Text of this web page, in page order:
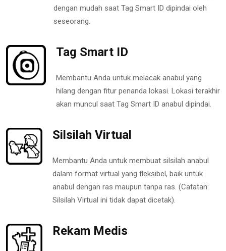
dengan mudah saat Tag Smart ID dipindai oleh
seseorang.
Tag Smart ID
Membantu Anda untuk melacak anabul yang
hilang dengan fitur penanda lokasi. Lokasi terakhir
akan muncul saat Tag Smart ID anabul dipindai.
Silsilah Virtual
Membantu Anda untuk membuat silsilah anabul
dalam format virtual yang fleksibel, baik untuk
anabul dengan ras maupun tanpa ras. (Catatan:
Silsilah Virtual ini tidak dapat dicetak).
Rekam Medis